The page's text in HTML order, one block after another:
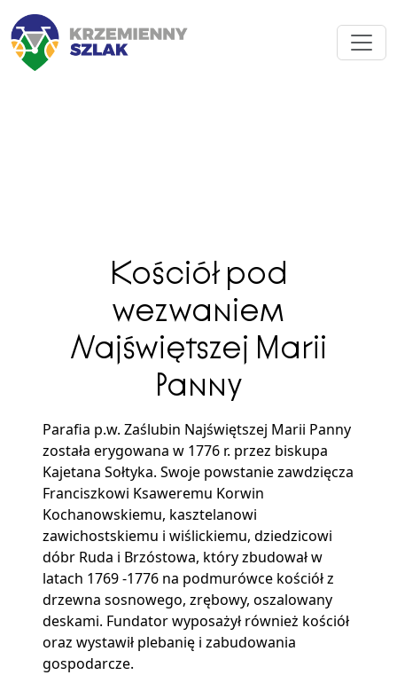
Kościół pod
wezwaniem
Najświętszej Marii
Panny
Parafia p.w. Zaślubin Najświętszej Marii Panny
została erygowana w 1776 r. przez biskupa
Kajetana Sołtyka. Swoje powstanie zawdzięcza
Franciszkowi Ksaweremu Korwin
Kochanowskiemu, kasztelanowi
zawichostskiemu i wiślickiemu, dziedzicowi
dóbr Ruda i Brzóstowa, który zbudował w
latach 1769 -1776 na podmurówce kościół z
drzewna sosnowego, zrębowy, oszalowany
deskami. Fundator wyposażył również kościół
oraz wystawił plebanię i zabudowania
gospodarcze.